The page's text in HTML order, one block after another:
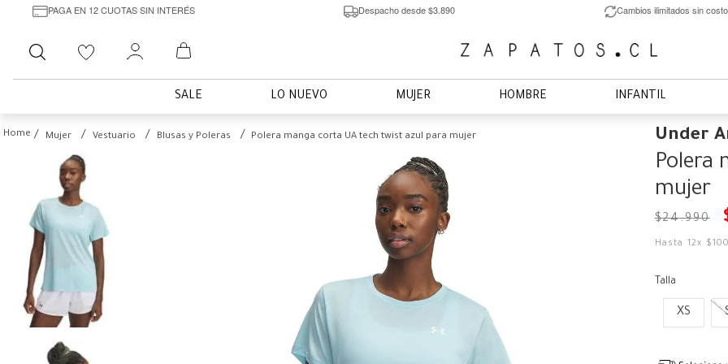
PAGA EN 12 CUOTAS SIN INTERÉS Despacho desde $3.890 Cambios ilimitados sin costo
Buscar
SALE LO NUEVO MUJER HOMBRE INFANTIL
Mujer Vestuario Blusas y Poleras Polera manga corta UA tech twist azul para mujer Under
Polera
mujer
$24.990
Hasta 12x $
Talla
XS